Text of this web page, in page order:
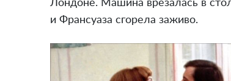
Лондоне. Машина врезалась в
и Франсуаза сгорела заживо.